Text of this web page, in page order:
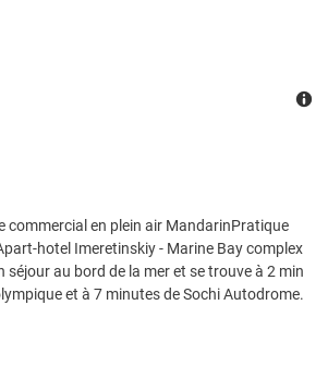
commercial en plein air MandarinPratique
hotel Imeretinskiy - Marine Bay complex
au bord de la mer et se trouve à 2 min
et à 7 minutes de Sochi Autodrome.